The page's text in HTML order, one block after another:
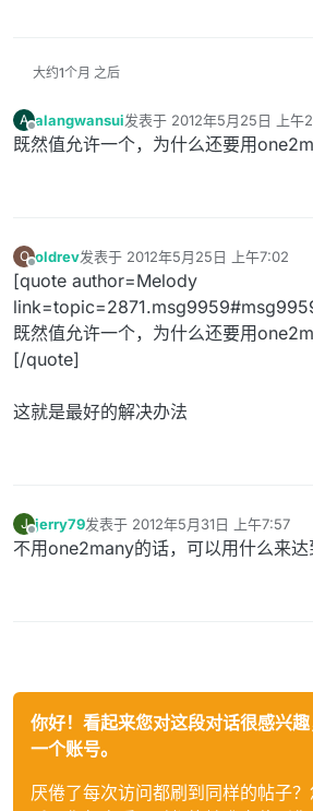
大约1个月 之后
A
离线
alangwansui发表于 2012年5月25日 上午
最后由 编辑
既然值允许一个，为什么还要用
O
离线
oldrev发表于 2012年5月25日 上午7:02
最后由 编辑
[quote author=Melody
既然值允许一个，为什么还要用
[/quote]
这就是最好的解决办法
J
离线
jerry79发表于 2012年5月31日 上午7:57
最后由 编辑
不用one2many的话，可以用什么来达
你好！看起来您对这段对话很感兴
一个账号。
厌倦了每次访问都刷到同样的帖子